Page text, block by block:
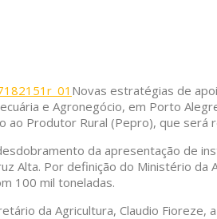
Novas estratégias de
e Agronegócio, em Porto
ao Produtor Rural (Pepro), que será
da apresentação de
Alta. Por definição do Ministério da
100 mil toneladas.
da Agricultura, Claudio Fioreze,